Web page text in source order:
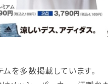
を多数掲載しています。